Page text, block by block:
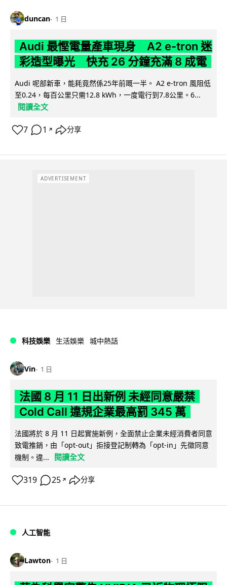
duncan 1 日
Audi 最慳電量產車現身 A2 e-tron 迷
彩造型曝光 快充 26 分鐘充滿 8 成電
Audi 呢部新車，能耗竟然係25年前嘅一半。 A2 e-tron 風阻低
至0.24，每百公里只需12.8 kWh，一度電行到7.8公里。6...
閱讀全文
7 1 ↗ 分享
ADVERTISEMENT
科技娛樂 生活娛樂 城中熱話
Vin 1 日
法國 8 月 11 日出新例 未經同意嚴禁
Cold Call 違規企業最高罰 345 萬
法國將於 8 月 11 日起實施新例，全面禁止企業未經消費者同意
致電推銷，由「opt-out」拒接登記制轉為「opt-in」先徵同意
機制。違...
閱讀全文
319 25 ↗ 分享
人工智能
Lawton 1 日